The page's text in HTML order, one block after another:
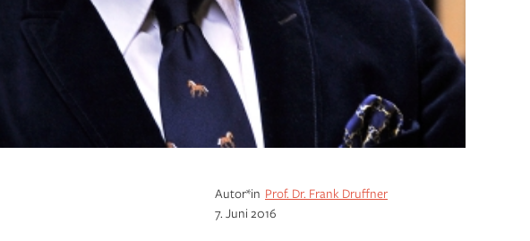
Autor*in Prof. Dr. Frank Druffner
7. Juni 2016